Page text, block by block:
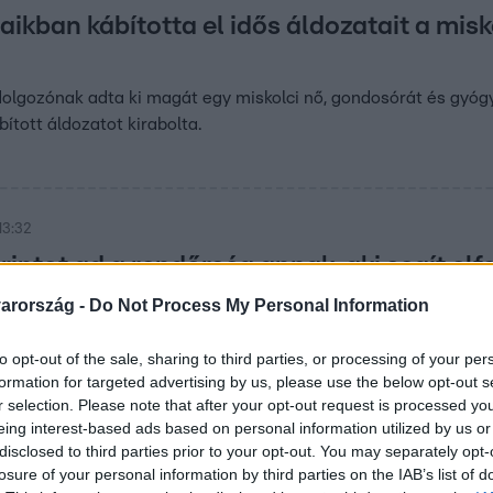
- Do Not Process My Personal Information
opt-out of the sale, sharing to third parties, or processing of your
for targeted advertising by us, please use the below opt-out
selection. Please note that after your opt-out request is processed
interest-based ads based on personal information utilized by us
to third parties prior to your opt-out. You may separately
of your personal information by third parties on the IAB’s list of
kábította el idős áldozatait a
adta ki magát egy miskolci nő, gondosórát és
áldozatot kirabolta.
ad a rendőrség annak, aki segít
nyomravezetői díjat tűzött ki a rendőrség a
csak a hangot kellett követniük – a